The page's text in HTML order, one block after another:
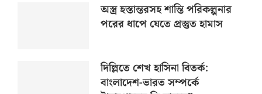
অস্ত্র হস্তান্তরসহ শান্তি পরিকল্পনার
পরের ধাপে যেতে প্রস্তুত হামাস
দিল্লিতে শেখ হাসিনা বিতর্ক:
বাংলাদেশ-ভারত সম্পর্কে